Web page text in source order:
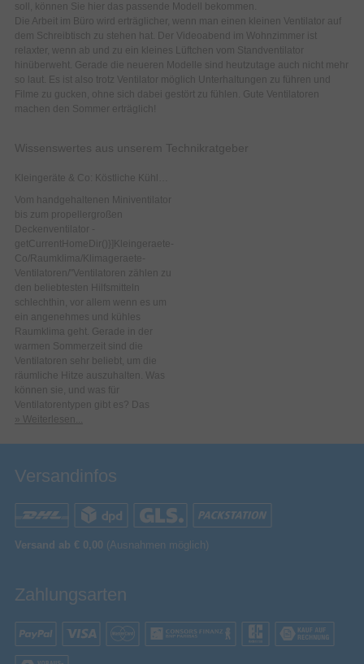
soll, können Sie hier das passende Modell bekommen.
Die Arbeit im Büro wird erträglicher, wenn man einen kleinen Ventilator auf
dem Schreibtisch zu stehen hat. Der Videoabend im Wohnzimmer ist
relaxter, wenn ab und zu ein kleines Lüftchen vom Standventilator
hinüberweht. Gerade die neueren Modelle sind heutzutage auch nicht mehr
so laut. Es ist also trotz Ventilator möglich Unterhaltungen zu führen und
Filme zu gucken, ohne sich dabei gestört zu fühlen. Gute Ventilatoren
machen den Sommer erträglich!
Wissenswertes aus unserem Technikratgeber
Vom handgehaltenen Miniventilator
bis zum propellergroßen
Deckenventilator -
getCurrentHomeDir()}]Kleingeraete-
Co/Raumklima/Klimageraete-
Ventilatoren/"Ventilatoren zählen zu
den beliebtesten Hilfsmitteln
schlechthin, vor allem wenn es um
ein angenehmes und kühles
Raumklima geht. Gerade in der
warmen Sommerzeit sind die
Ventilatoren sehr beliebt, um die
räumliche Hitze auszuhalten. Was
können sie, und was für
Ventilatorentypen gibt es? Das
» Weiterlesen...
Versandinfos
Versand ab € 0,00 (Ausnahmen möglich)
Zahlungsarten